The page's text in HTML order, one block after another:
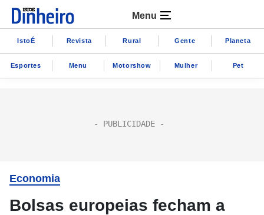
Menu
IstoÉ Revista Rural Gente Planeta
Esportes Menu Motorshow Mulher Pet
Economia
Bolsas europeias fecham a